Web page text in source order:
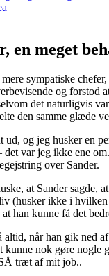
en meget
sympatiske
og forstod
det naturligvis
den samme glæde
ud, og jeg husker en
det var jeg ikke ene
over Sander.
at Sander sagde,
(husker ikke i
han kunne få det
altid, når han gik ned
nok gøre nogle
træt af mit job..